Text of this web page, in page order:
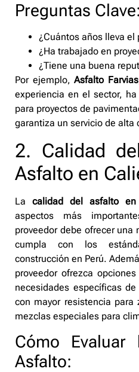
Preguntas Clave:
¿Cuántos años lleva el
¿Ha trabajado en
¿Tiene una buena
Por ejemplo,Asfalto Farvias
experiencia en el sector,
para proyectos de
garantiza un servicio de alta
2. Calidad
Asfalto en
La calidad del asfalto en
aspectos más
proveedor debe ofrecer
cumpla con los
construcción en Perú.
proveedor ofrezca
necesidades específicas
con mayor resistencia
mezclas especiales para
Cómo
Asfalto: